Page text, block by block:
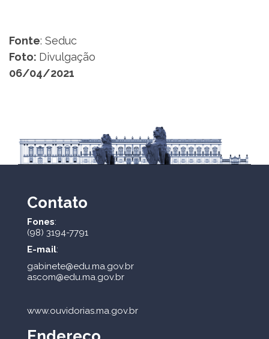
Fonte: Seduc
Foto: Divulgação
06/04/2021
Contato
Fones:
(98) 3194-7791
E-mail:
gabinete@edu.ma.gov.br
ascom@edu.ma.gov.br
www.ouvidorias.ma.gov.br